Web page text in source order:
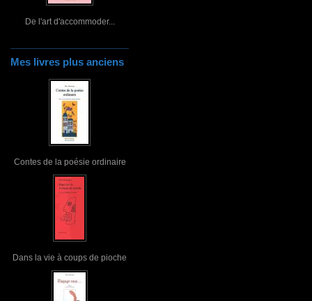
De l'art d'accommoder...
Mes livres plus anciens
Contes de la poésie ordinaire
Dans la vie à coups de pioche